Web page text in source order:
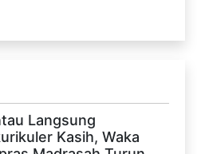
Langsung
Kasih, Waka